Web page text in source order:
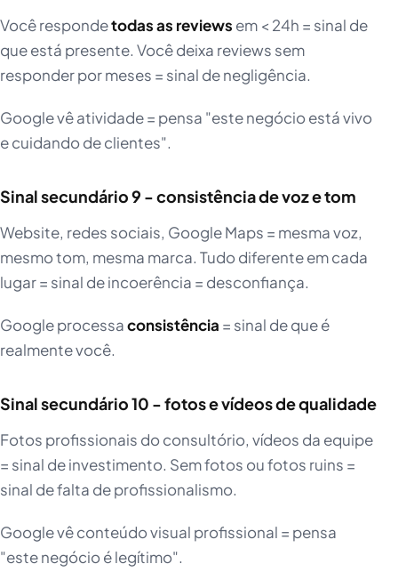
Você respondetodas as reviews em < 24h = sinal de
que está presente. Você deixa reviews sem
responder por meses = sinal de negligência.
Google vê atividade = pensa "este negócio está vivo
e cuidando de clientes".
Sinal secundário 9 - consistência de voz e tom
Website, redes sociais, Google Maps = mesma voz,
mesmo tom, mesma marca. Tudo diferente em cada
lugar = sinal de incoerência = desconfiança.
Google processaconsistência = sinal de que é
realmente você.
Sinal secundário 10 - fotos e vídeos de qualidade
Fotos profissionais do consultório, vídeos da equipe
= sinal de investimento. Sem fotos ou fotos ruins =
sinal de falta de profissionalismo.
Google vê conteúdo visual profissional = pensa
"este negócio é legítimo".